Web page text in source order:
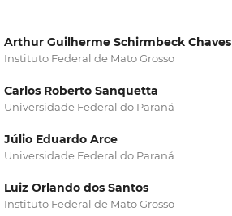
Arthur Guilherme Schirmbeck Chaves
Instituto Federal de Mato Grosso
Carlos Roberto Sanquetta
Universidade Federal do Paraná
Júlio Eduardo Arce
Universidade Federal do Paraná
Luiz Orlando dos Santos
Instituto Federal de Mato Grosso